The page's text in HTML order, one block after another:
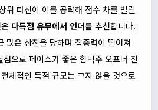
위 타선이 이를 공략해 점수 차를 벌릴
다득점 유무에서 언더를 추천합니다.
많은 삼진을 당하며 집중력이 떨어져
으로 페이스가 좋은 함덕주 오프너 전
체적인 득점 규모는 크지 않을 것으로